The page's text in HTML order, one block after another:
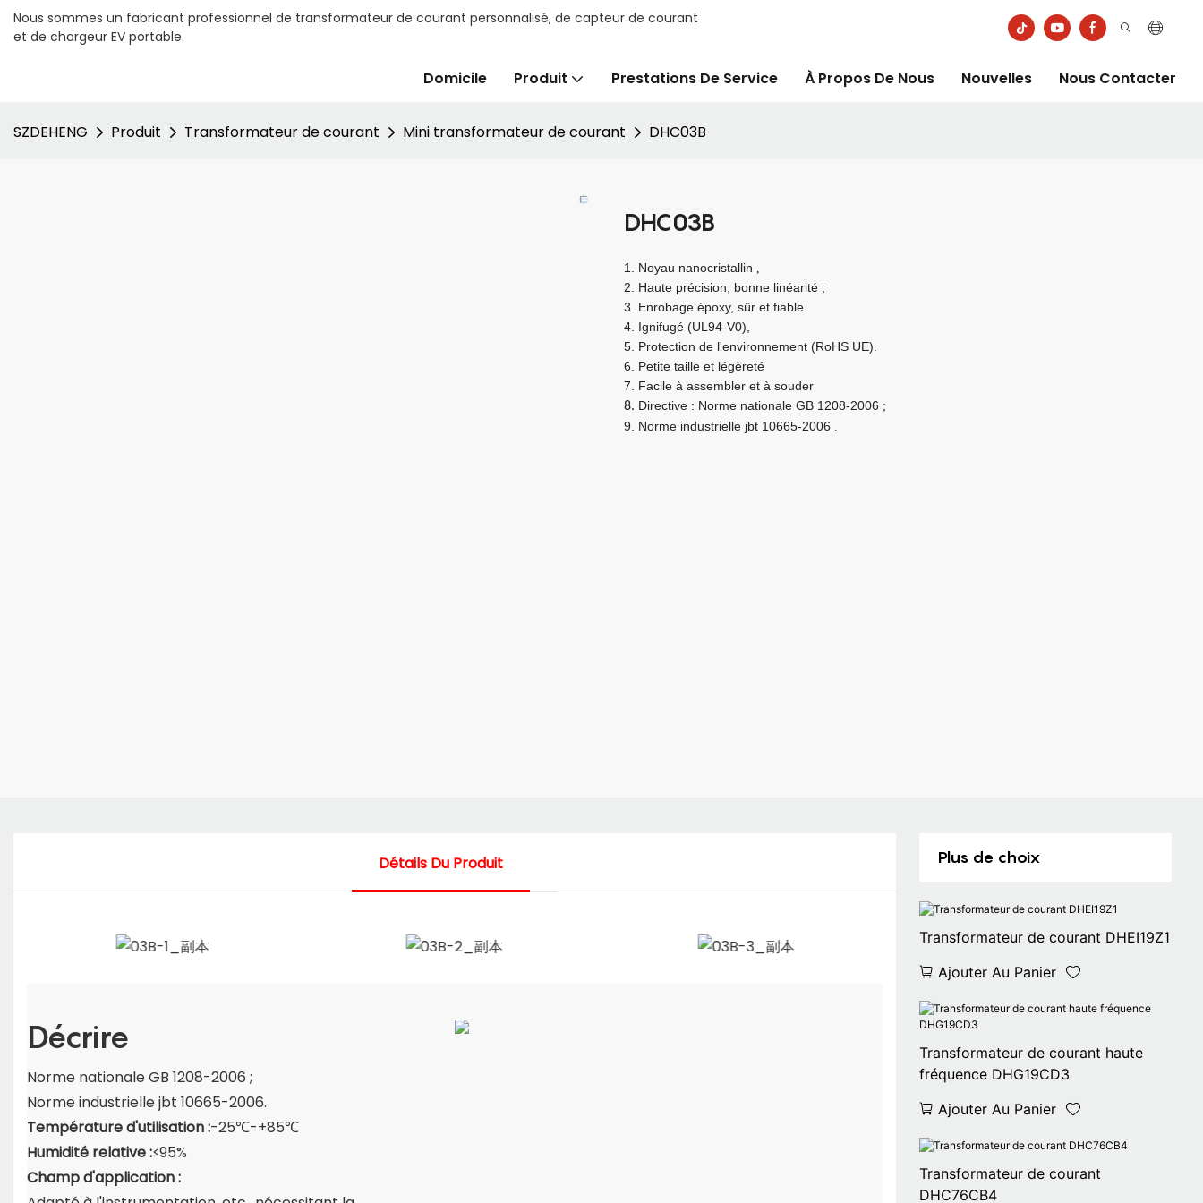
Nous sommes un fabricant professionnel de transformateur de courant personnalisé, de capteur de courant
et de chargeur EV portable.
Domicile Produit Prestations De Service À Propos De Nous Nouvelles Nous Contacter
SZDEHENG Produit Transformateur de courant Mini transformateur de courant DHC03B
DHC03B
1. Noyau nanocristallin ,
2. Haute précision, bonne linéarité ;
3. Enrobage époxy, sûr et fiable
4. Ignifugé (UL94-V0),
5. Protection de l'environnement (RoHS UE).
6. Petite taille et légèreté
7. Facile à assembler et à souder
8. Directive : Norme nationale GB 1208-2006 ;
9. Norme industrielle jbt 10665-2006 .
Plus de choix
Transformateur de courant DHEI19Z1
Ajouter Au Panier
Transformateur de courant haute
fréquence DHG19CD3
Ajouter Au Panier
Transformateur de courant
DHC76CB4
Détails Du Produit
Décrire
Norme nationale GB 1208-2006 ;
Norme industrielle jbt 10665-2006.
Température d'utilisation :-25℃-+85℃
Humidité relative :≤95%
Champ d'application :